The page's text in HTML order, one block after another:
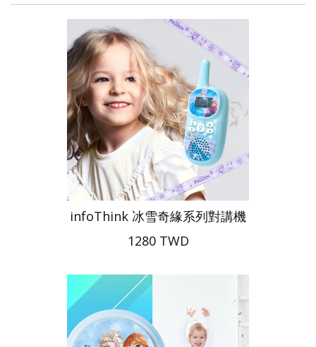
連
infoThink 冰雪奇緣系列對講機
1280 TWD